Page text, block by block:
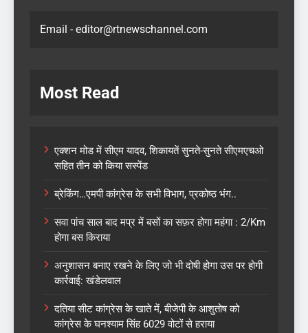
Email - editor@rtnewschannel.com
Most Read
एक्शन मोड में सीएम यादव, शिकायतें सुनते-सुनते सीएमएचओ
सहित तीन को किया सस्पेंड
ब्रेकिंग…एमपी कांग्रेस के सभी विभाग, प्रकोष्ठ भंग..
सवा पांच साल बाद मप्र में बसों का सफ़र होगा महंगा : 2/Km
होगा बस किराया
अनुशासन बनाए रखने के लिए जो भी दोषी होगा उस पर होगी
कार्रवाई: खंडेलवाल
दतिया सीट कांग्रेस के खाते में, बीजेपी के आशुतोष को
कांग्रेस के घनश्याम सिंह 6029 वोटों से हराया